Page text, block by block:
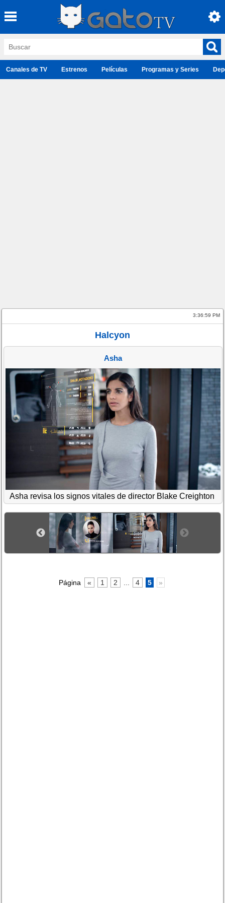
Canales de TV Estrenos Películas Programas y Series
3:36:59 PM
Halcyon
Asha
Asha revisa los signos vitales de director Blake Creighton
Página « 1 2 4 5 »